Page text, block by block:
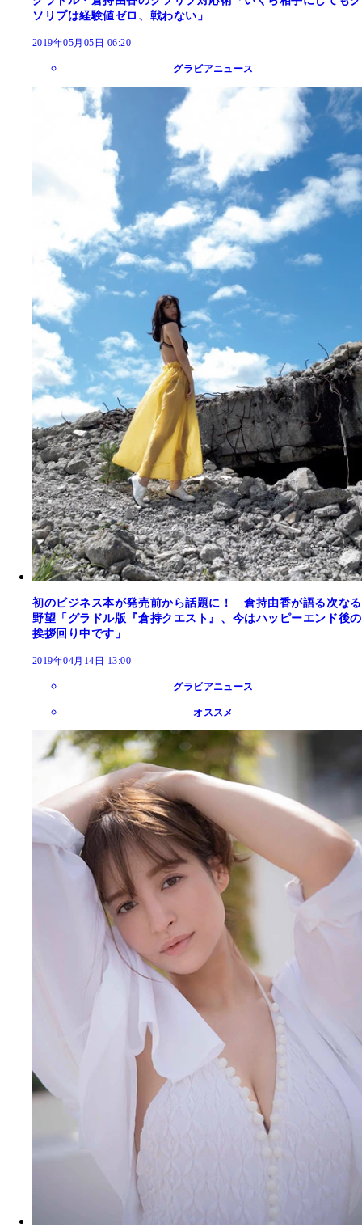
ソリプは経験値ゼロ、戦わない」
2019年05月05日 06:20
グラビアニュース
初のビジネス本が発売前から話題に！ 倉持由香が語る次なる
野望「グラドル版『倉持クエスト』、今はハッピーエンド後の
挨拶回り中です」
2019年04月14日 13:00
グラビアニュース
オススメ